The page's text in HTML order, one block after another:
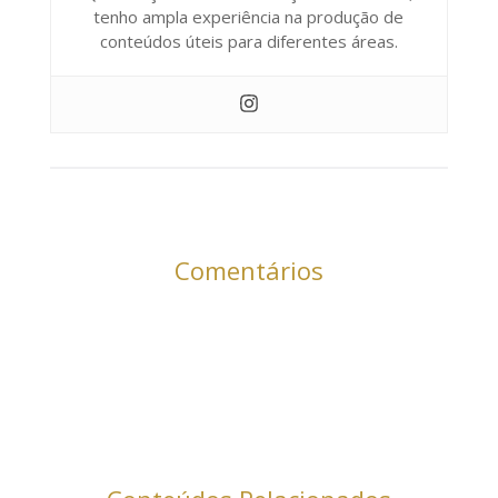
tenho ampla experiência na produção de
conteúdos úteis para diferentes áreas.
Comentários